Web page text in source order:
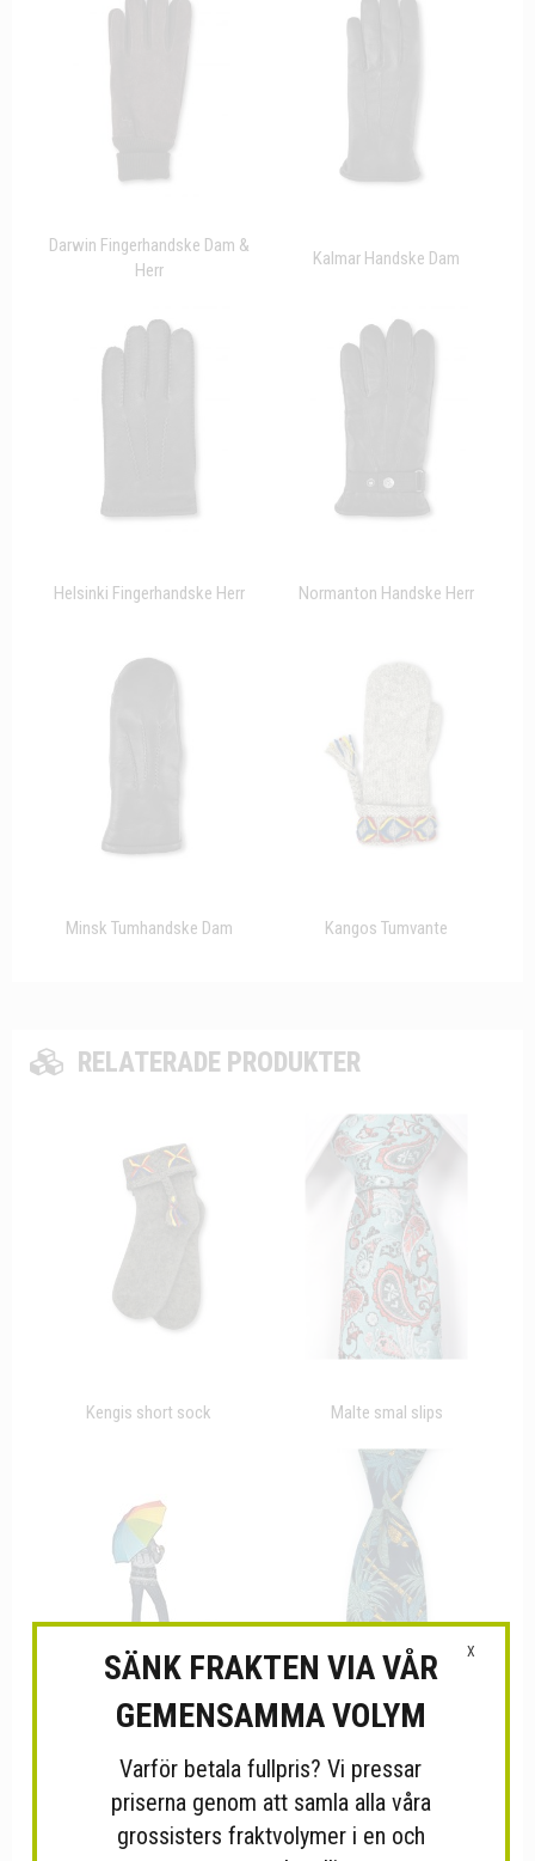
Darwin Fingerhandske Dam &
Herr
Kalmar Handske Dam
Helsinki Fingerhandske Herr Normanton Handske Herr
Minsk Tumhandske Dam Kangos Tumvante
RELATERADE PRODUKTER
Kengis short sock Malte smal slips
X
SÄNK FRAKTEN VIA VÅR
GEMENSAMMA VOLYM
Varför betala fullpris? Vi pressar
priserna genom att samla alla våra
grossisters fraktvolymer i en och